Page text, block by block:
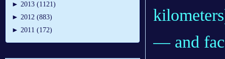
► 2013 (1121)
► 2012 (883)
► 2011 (172)
— and